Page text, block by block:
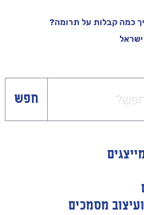
כמה קבלות על תרומה?
חפש
מסמכים